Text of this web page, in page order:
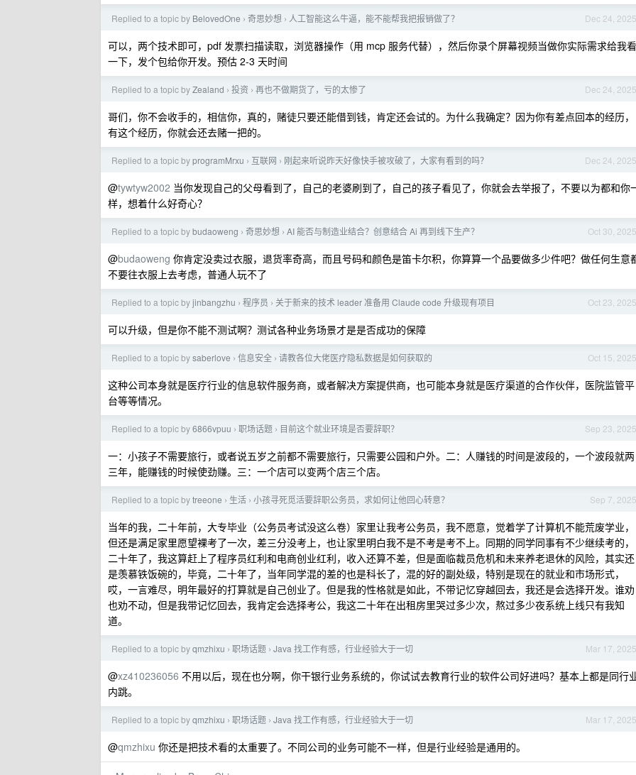
Dec 24, 2025
Replied to a topic by BelovedOne › 奇思妙想 › 人工智能这么牛逼，能不能帮我把报销做了？
可以，两个技术即可，pdf 发票扫描读取，浏览器操作（用 mcp 服务代替），然后你录个屏幕视频当做你实际需求给我看
一下，发个包给你开发。预估 2-3 天时间
Dec 24, 2025
Replied to a topic byZealand › 投资 › 再也不做期货了，亏的太惨了
哥们，你不会收手的，相信你，真的，赌徒只要还能借到钱，肯定还会试的。为什么我确定？因为你有差点回本的经历，
有这个经历，你就会还去赌一把的。
Dec 24, 2025
Replied to a topic byprogramMrxu › 互联网 › 刚起来听说昨天好像快手被攻破了，大家有看到的吗？
@tywtyw2002 当你发现自己的父母看到了，自己的老婆刷到了，自己的孩子看见了，你就会去举报了，不要以为都和你
样，想着什么好奇心？
Oct 30, 2025
Replied to a topic bybudaoweng › 奇思妙想 › AI 能否与制造业结合？创意结合 Ai 再到线下生产？
@budaoweng 你肯定没卖过衣服，退货率奇高，而且号码和颜色是笛卡尔积，你算算一个品要做多少件吧？做任何生意
不要往衣服上去考虑，普通人玩不了
Oct 23, 2025
Replied to a topic byjinbangzhu › 程序员 › 关于新来的技术 leader 准备用 Claude code 升级现有项目
可以升级，但是你不能不测试啊？测试各种业务场景才是是否成功的保障
Oct 15, 2025
Replied to a topic bysaberlove › 信息安全 › 请教各位大佬医疗隐私数据是如何获取的
这种公司本身就是医疗行业的信息软件服务商，或者解决方案提供商，也可能本身就是医疗渠道的合作伙伴，医院监管平
台等等情况。
Sep 23, 2025
Replied to a topic by6866vpuu › 职场话题 › 目前这个就业环境是否要辞职？
一：小孩子不需要旅行，或者说五岁之前都不需要旅行，只需要公园和户外。二：人赚钱的时间是波段的，一个波段就两
三年，能赚钱的时候使劲赚。三：一个店可以变两个店三个店。
Sep 7, 2025
Replied to a topic bytreeone › 生活 › 小孩寻死觅活要辞职公务员，求如何让他回心转意？
当年的我，二十年前，大专毕业（公务员考试没这么卷）家里让我考公务员，我不愿意，觉着学了计算机不能荒废学业，
但还是满足家里愿望裸考了一次，差三分没考上，也让家里明白我不是不考是考不上。同期的同学同事有不少继续考的，
二十年了，我这算赶上了程序员红利和电商创业红利，收入还算不差，但是面临裁员危机和未来养老退休的风险，其实还
是羡慕铁饭碗的，毕竟，二十年了，当年同学混的差的也是科长了，混的好的副处级，特别是现在的就业和市场形式，
哎，一言难尽，明年最好的打算就是自己创业了。但是我的性格就是如此，不带记忆穿越回去，我还是会选择开发。谁劝
也劝不动，但是我带记忆回去，我肯定会选择考公，我这二十年在出租房里哭过多少次，熬过多少夜系统上线只有我知
道。
Mar 17, 2025
Replied to a topic byqmzhixu › 职场话题 › Java 找工作有感，行业经验大于一切
@xz410236056 不用以后，现在也分啊，你干银行业务系统的，你试试去教育行业的软件公司好进吗？基本上都是同行
内跳。
Mar 17, 2025
Replied to a topic byqmzhixu › 职场话题 › Java 找工作有感，行业经验大于一切
@qmzhixu 你还是把技术看的太重要了。不同公司的业务可能不一样，但是行业经验是通用的。